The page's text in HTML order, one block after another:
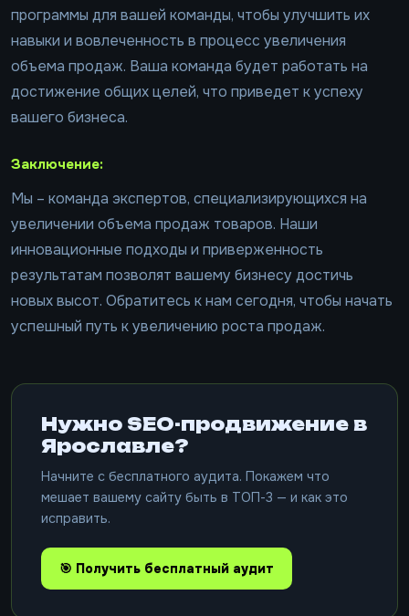
программы для вашей команды, чтобы улучшить их
навыки и вовлеченность в процесс увеличения
объема продаж. Ваша команда будет работать на
достижение общих целей, что приведет к успеху
вашего бизнеса.
Заключение:
Мы – команда экспертов, специализирующихся на
увеличении объема продаж товаров. Наши
инновационные подходы и приверженность
результатам позволят вашему бизнесу достичь
новых высот. Обратитесь к нам сегодня, чтобы начать
успешный путь к увеличению роста продаж.
Нужно SEO-продвижение в
Ярославле?
Начните с бесплатного аудита. Покажем что
мешает вашему сайту быть в ТОП-3 — и как это
исправить.
🎯 Получить бесплатный аудит